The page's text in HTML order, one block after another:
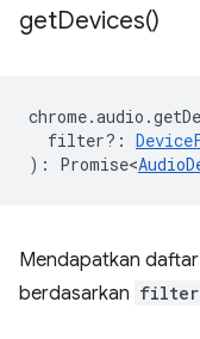
getDevices()
chrome.audio .
filter? :
) : Promise<
Mendapatkan
berdasarkan filter